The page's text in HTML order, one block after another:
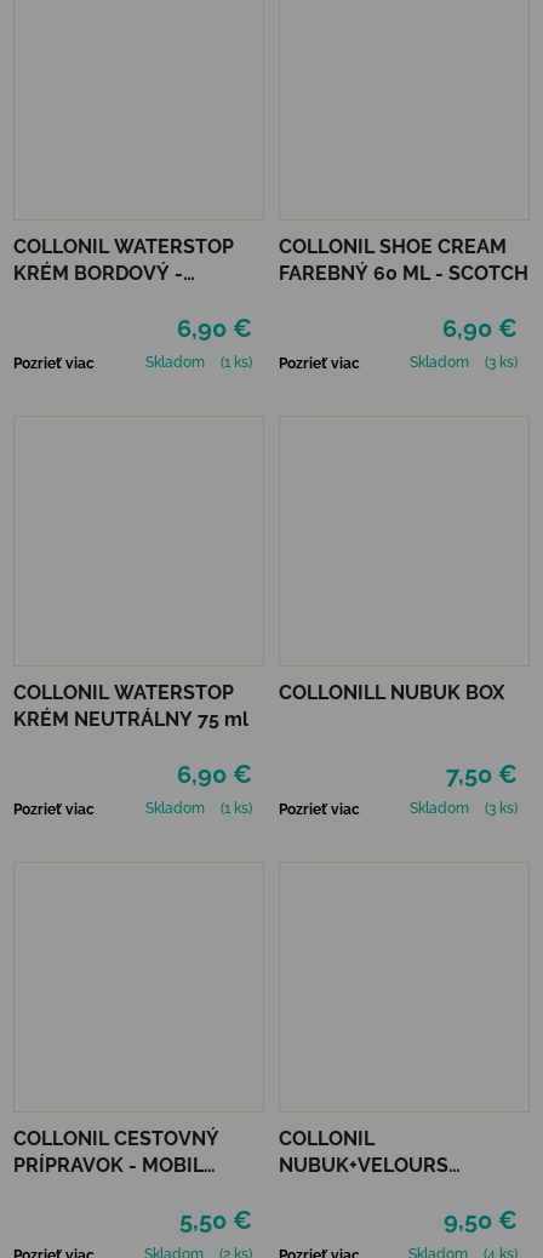
COLLONIL WATERSTOP
KRÉM BORDOVÝ -
6,90 €
Pozrieť viac Skladom (1 ks)
COLLONIL SHOE CREAM
FAREBNÝ 60 ML - SCOTCH
6,90 €
Pozrieť viac Skladom (3 ks)
COLLONIL WATERSTOP
KRÉM NEUTRÁLNY 75 ml
6,90 €
Pozrieť viac Skladom (1 ks)
COLLONILL NUBUK BOX
7,50 €
Pozrieť viac Skladom (3 ks)
COLLONIL CESTOVNÝ
PRÍPRAVOK - MOBIL
5,50 €
Skladom (2 ks)
COLLONIL
NUBUK+VELOURS
9,50 €
Skladom (4 ks)